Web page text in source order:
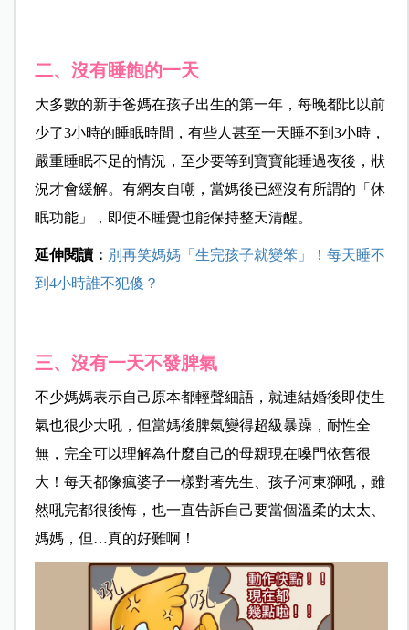
二、沒有睡飽的一天
大多數的新手爸媽在孩子出生的第一年，每晚都比以前
少了3小時的睡眠時間，有些人甚至一天睡不到3小時，
嚴重睡眠不足的情況，至少要等到寶寶能睡過夜後，狀
況才會緩解。有網友自嘲，當媽後已經沒有所謂的「休
眠功能」，即使不睡覺也能保持整天清醒。
延伸閱讀： 別再笑媽媽「生完孩子就變笨」！每天睡不
到4小時誰不犯傻？
三、沒有一天不發脾氣
不少媽媽表示自己原本都輕聲細語，就連結婚後即使生
氣也很少大吼，但當媽後脾氣變得超級暴躁，耐性全
無，完全可以理解為什麼自己的母親現在嗓門依舊很
大！每天都像瘋婆子一樣對著先生、孩子河東獅吼，雖
然吼完都很後悔，也一直告訴自己要當個溫柔的太太、
媽媽，但…真的好難啊！